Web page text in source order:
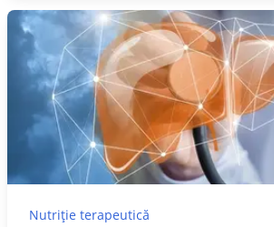
Nutriție terapeutică